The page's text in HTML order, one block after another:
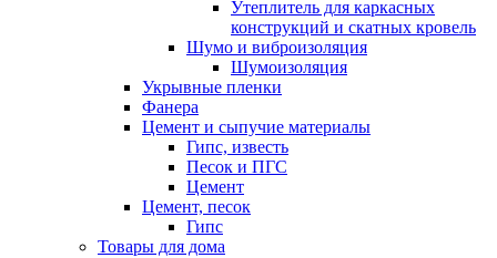
Утеплитель для каркасных
конструкций и скатных кровель
Шумо и виброизоляция
Шумоизоляция
Укрывные пленки
Фанера
Цемент и сыпучие материалы
Гипс, известь
Песок и ПГС
Цемент
Цемент, песок
Гипс
Товары для дома